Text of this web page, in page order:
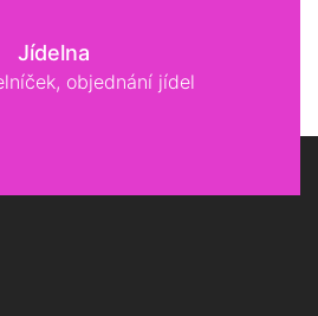
Jídelna
objednání jídel